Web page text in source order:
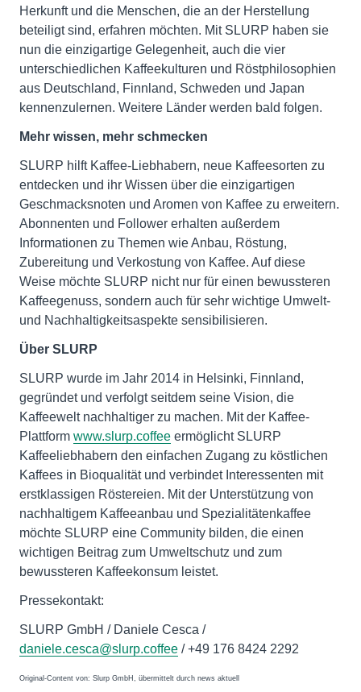
Herkunft und die Menschen, die an der Herstellung
beteiligt sind, erfahren möchten. Mit SLURP haben sie
nun die einzigartige Gelegenheit, auch die vier
unterschiedlichen Kaffeekulturen und Röstphilosophien
aus Deutschland, Finnland, Schweden und Japan
kennenzulernen. Weitere Länder werden bald folgen.
Mehr wissen, mehr schmecken
SLURP hilft Kaffee-Liebhabern, neue Kaffeesorten zu
entdecken und ihr Wissen über die einzigartigen
Geschmacksnoten und Aromen von Kaffee zu erweitern.
Abonnenten und Follower erhalten außerdem
Informationen zu Themen wie Anbau, Röstung,
Zubereitung und Verkostung von Kaffee. Auf diese
Weise möchte SLURP nicht nur für einen bewussteren
Kaffeegenuss, sondern auch für sehr wichtige Umwelt-
und Nachhaltigkeitsaspekte sensibilisieren.
Über SLURP
SLURP wurde im Jahr 2014 in Helsinki, Finnland,
gegründet und verfolgt seitdem seine Vision, die
Kaffeewelt nachhaltiger zu machen. Mit der Kaffee-
Plattform www.slurp.coffee ermöglicht SLURP
Kaffeeliebhabern den einfachen Zugang zu köstlichen
Kaffees in Bioqualität und verbindet Interessenten mit
erstklassigen Röstereien. Mit der Unterstützung von
nachhaltigem Kaffeeanbau und Spezialitätenkaffee
möchte SLURP eine Community bilden, die einen
wichtigen Beitrag zum Umweltschutz und zum
bewussteren Kaffeekonsum leistet.
Pressekontakt:
SLURP GmbH / Daniele Cesca /
daniele.cesca@slurp.coffee / +49 176 8424 2292
Original-Content von: Slurp GmbH, übermittelt durch news aktuell